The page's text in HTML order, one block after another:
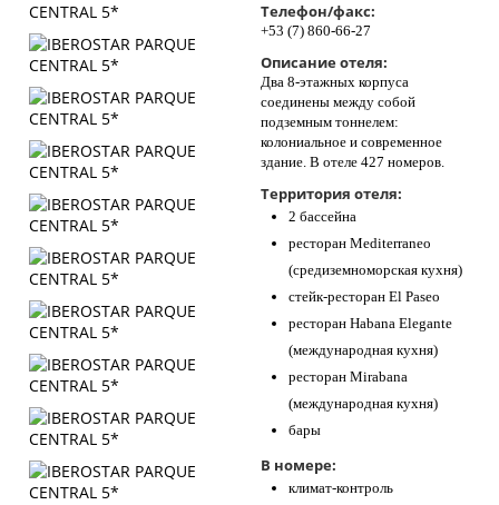
Телефон/факс:
+53 (7) 860-66-27
Описание отеля:
Два 8-этажных корпуса
соединены между собой
подземным тоннелем:
колониальное и современное
здание. В отеле 427 номеров.
Территория отеля:
2 бассейна
ресторан Mediterraneo
(средиземноморская кухня)
стейк-ресторан El Paseo
ресторан Habana Elegante
(международная кухня)
ресторан Mirabana
(международная кухня)
бары
В номере:
климат-контроль